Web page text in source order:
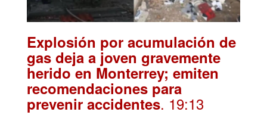
Explosión por acumulación de
gas deja a joven gravemente
herido en Monterrey; emiten
recomendaciones para
prevenir accidentes. 19:13